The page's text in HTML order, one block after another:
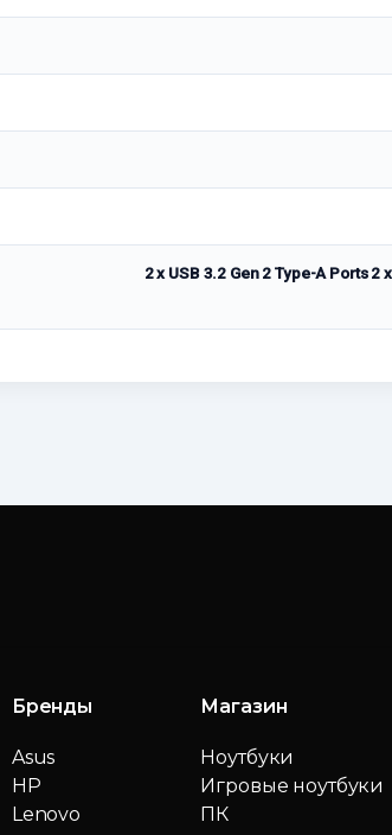
2 x USB 3.2 Gen 2 Type-A Ports
Бренды
Asus
HP
Lenovo
Магазин
Ноутбуки
Игровые ноутбуки
ПК